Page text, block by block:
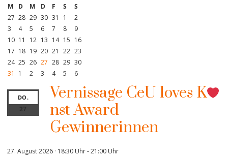
M
D M D F S
S
27 28 29 30 31 1
2
3
4 5 6 7 8
9
10 11 12 13 14 15 16
17 18 19 20 21 22 23
24 25 26 27 28 29 30
31
1 2 3 4 5 6
DO.
27
Vernissage CeU loves K
nst Award
Gewinnerinnen
27. August 2026 · 18:30 Uhr-21:00 Uhr